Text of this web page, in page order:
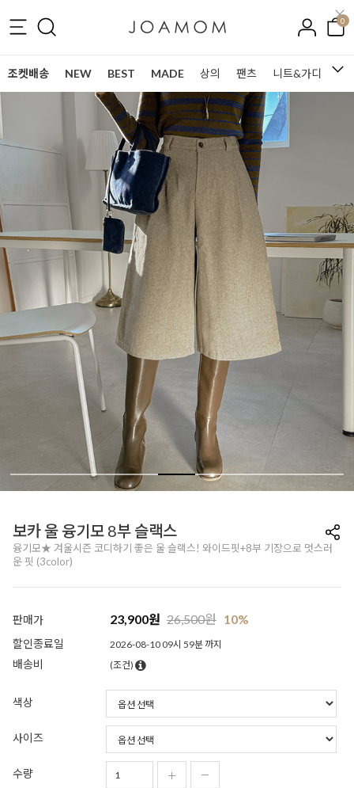
0
조켓배송 NEW BEST MADE 상의 팬츠 니트&가디건
보카 울 융기모 8부 슬랙스
융기모★ 겨울시즌 코디하기 좋은 울 슬랙스! 와이드핏+8부 기장으로 멋스러
운 핏 (3color)
판매가 23,900원 26,500원 10%
할인종료일 2026-08-10 09시 59분 까지
배송비 (조건)
색상
사이즈
수량